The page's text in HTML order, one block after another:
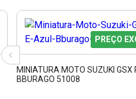
PREÇO
MINIATURA MOTO SUZUKI
BBURAGO 51008